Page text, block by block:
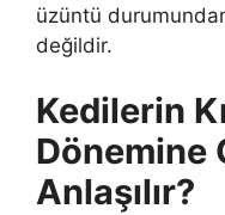
üzüntü
değildir.
Kedilerin
Dönemine
Anlaşılır?